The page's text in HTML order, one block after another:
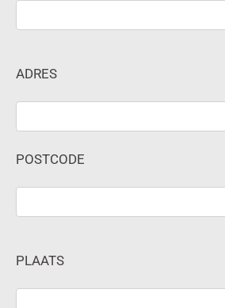
ADRES
POSTCODE
PLAATS